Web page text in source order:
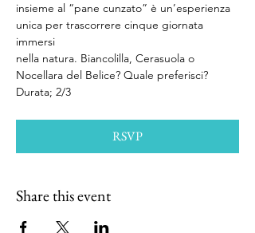
insieme al “pane cunzato” è un’esperienza
unica per trascorrere cinque giornata
immersi
nella natura. Biancolilla, Cerasuola o
Nocellara del Belice? Quale preferisci?
Durata; 2/3
RSVP
Share this event